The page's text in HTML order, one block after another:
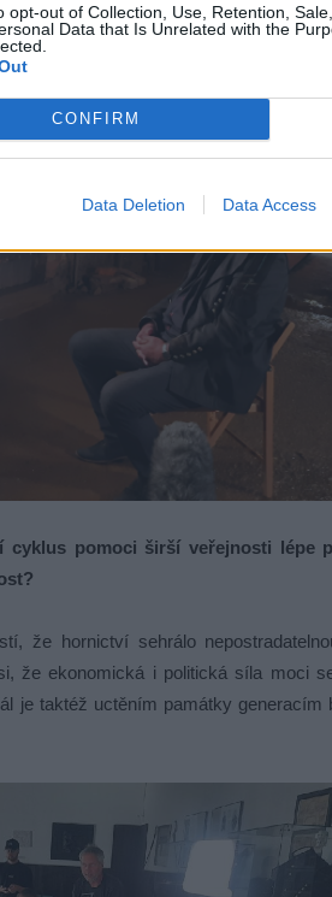
opt-out of Collection, Use, Retention,
Data that Is Unrelated with the
CONFIRM
Data Deletion Data Access
cyklus pomoci širší veřejnosti lépe
že hornictví sehrálo
že ekonomická i politická síla moci
je taktéž uctěním památky generacím